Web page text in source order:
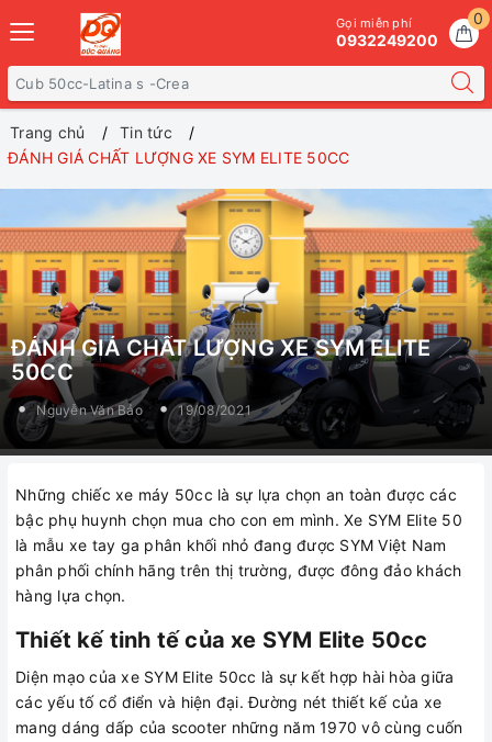
0
Gọi miễn phí
0932249200
Trang chủ
Tin tức
ĐÁNH GIÁ CHẤT LƯỢNG XE SYM ELITE 50CC
ĐÁNH GIÁ CHẤT LƯỢNG XE SYM ELITE
50CC
Nguyễn Văn Bảo 19/08/2021
Những chiếc xe máy 50cc là sự lựa chọn an toàn được các
bậc phụ huynh chọn mua cho con em mình. Xe SYM Elite 50
là mẫu xe tay ga phân khối nhỏ đang được SYM Việt Nam
phân phối chính hãng trên thị trường, được đông đảo khách
hàng lựa chọn.
Thiết kế tinh tế của xe SYM Elite 50cc
Diện mạo của xe SYM Elite 50cc là sự kết hợp hài hòa giữa
các yếu tố cổ điển và hiện đại. Đường nét thiết kế của xe
mang dáng dấp của scooter những năm 1970 vô cùng cuốn